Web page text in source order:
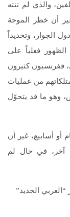
والذي لم تنته
أن خطر الموجة
الجوار، وتحديداً
فعلياً على
ففرنسيون كثيرون
من عمليات
وهو ما قد يتحوّل
أو أسابيع، غير أن
آخر، في حال لم
الجديد”